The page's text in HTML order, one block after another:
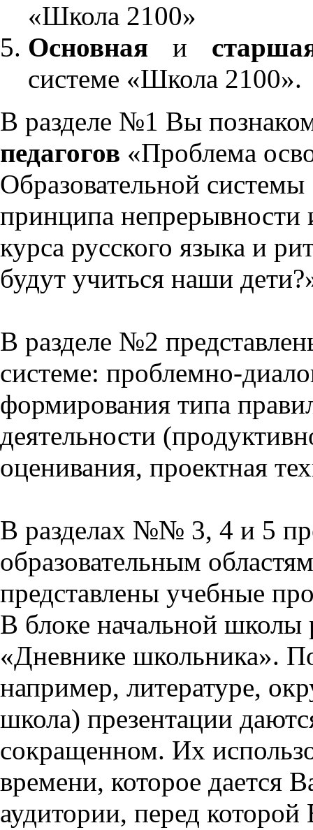
«Школа 2100»
Основнаяи
системе «Школа 2100».
В разделе №1 Вы
педагогов «Проблема
Образовательной
принципа непрерывности
курса русского языка и
будут учиться наши
В разделе №2
системе: проблемно-
формирования типа
деятельности
оценивания, проектная
В разделах №№ 3, 4 и 5
образовательным
представлены учебные
В блоке начальной школы
«Дневнике школьника».
например, литературе,
школа) презентации
сокращенном. Их
времени, которое дается
аудитории, перед